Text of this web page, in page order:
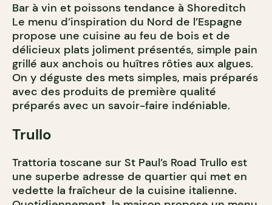
Bar à vin et poissons tendance à Shoreditch
Le menu d’inspiration du Nord de l’Espagne
propose une cuisine au feu de bois et de
délicieux plats joliment présentés, simple pain
grillé aux anchois ou huîtres rôties aux algues.
On y déguste des mets simples, mais préparés
avec des produits de première qualité
préparés avec un savoir-faire indéniable.
Trullo
Trattoria toscane sur St Paul’s Road Trullo est
une superbe adresse de quartier qui met en
vedette la fraîcheur de la cuisine italienne.